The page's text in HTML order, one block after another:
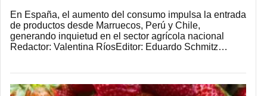
En España, el aumento del consumo impulsa la entrada
de productos desde Marruecos, Perú y Chile,
generando inquietud en el sector agrícola nacional
Redactor: Valentina RíosEditor: Eduardo Schmitz…